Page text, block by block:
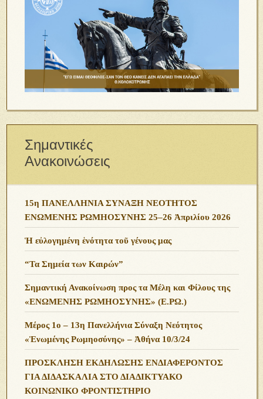
Σημαντικές
Ανακοινώσεις
15η ΠΑΝΕΛΛΗΝΙΑ ΣΥΝΑΞΗ ΝΕΟΤΗΤΟΣ
ΕΝΩΜΕΝΗΣ ΡΩΜΗΟΣΥΝΗΣ 25–26 Ἀπριλίου 2026
Ἡ εὐλογημένη ἑνότητα τοῦ γένους μας
“Τα Σημεία των Καιρών”
Σημαντική Ανακοίνωση προς τα Μέλη και Φίλους της
«ΕΝΩΜΕΝΗΣ ΡΩΜΗΟΣΥΝΗΣ» (Ε.ΡΩ.)
Μέρος 1ο – 13η Πανελλήνια Σύναξη Νεότητος
«Ἑνωμένης Ρωμηοσύνης» – Ἀθήνα 10/3/24
ΠΡΟΣΚΛΗΣΗ ΕΚΔΗΛΩΣΗΣ ΕΝΔΙΑΦΕΡΟΝΤΟΣ
ΓΙΑ ΔΙΔΑΣΚΑΛΙΑ ΣΤΟ ΔΙΑΔΙΚΤΥΑΚΟ
ΚΟΙΝΩΝΙΚΟ ΦΡΟΝΤΙΣΤΗΡΙΟ